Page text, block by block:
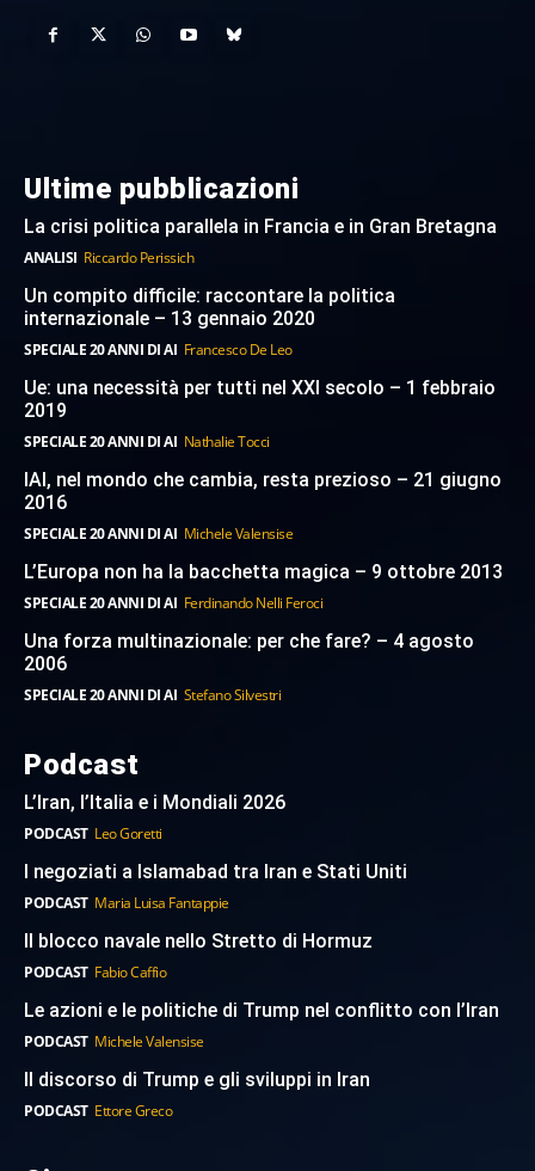
Ultime pubblicazioni
La crisi politica parallela in Francia e in Gran Bretagna
ANALISI Riccardo Perissich
Un compito difficile: raccontare la politica
internazionale – 13 gennaio 2020
SPECIALE 20 ANNI DI AI Francesco De Leo
Ue: una necessità per tutti nel XXI secolo – 1 febbraio
2019
SPECIALE 20 ANNI DI AI Nathalie Tocci
IAI, nel mondo che cambia, resta prezioso – 21 giugno
2016
SPECIALE 20 ANNI DI AI Michele Valensise
L’Europa non ha la bacchetta magica – 9 ottobre 2013
SPECIALE 20 ANNI DI AI Ferdinando Nelli Feroci
Una forza multinazionale: per che fare? – 4 agosto
2006
SPECIALE 20 ANNI DI AI Stefano Silvestri
Podcast
L’Iran, l’Italia e i Mondiali 2026
PODCAST Leo Goretti
I negoziati a Islamabad tra Iran e Stati Uniti
PODCAST Maria Luisa Fantappie
Il blocco navale nello Stretto di Hormuz
PODCAST Fabio Caffio
Le azioni e le politiche di Trump nel conflitto con l’Iran
PODCAST Michele Valensise
Il discorso di Trump e gli sviluppi in Iran
PODCAST Ettore Greco